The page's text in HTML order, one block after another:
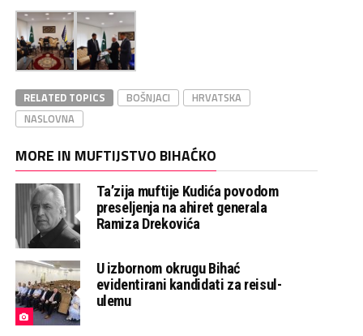
RELATED TOPICS BOŠNJACI
HRVATSKA
NASLOVNA
MORE IN MUFTIJSTVO BIHAĆKO
Ta’zija muftije Kudića povodom
preseljenja na ahiret generala
Ramiza Drekovića
U izbornom okrugu Bihać
evidentirani kandidati za reisul-
ulemu